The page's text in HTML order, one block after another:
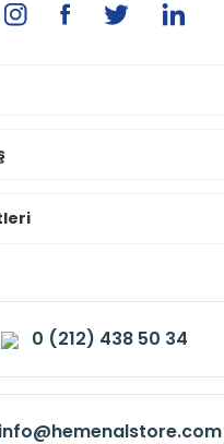
0 (212) 438 50 34
info@hemenalstore.com